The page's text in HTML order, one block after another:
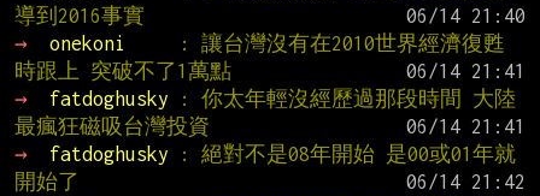
導到2016事實
→
onekoni
: 讓台灣沒有在2010世界經濟復甦
時跟上 突破不了1萬點
→
fatdoghusky
: 你太年輕沒經歷過那段時間 大陸
最瘋狂磁吸台灣投資
→
fatdoghusky
: 絕對不是08年開始 是00或01年就
開始了